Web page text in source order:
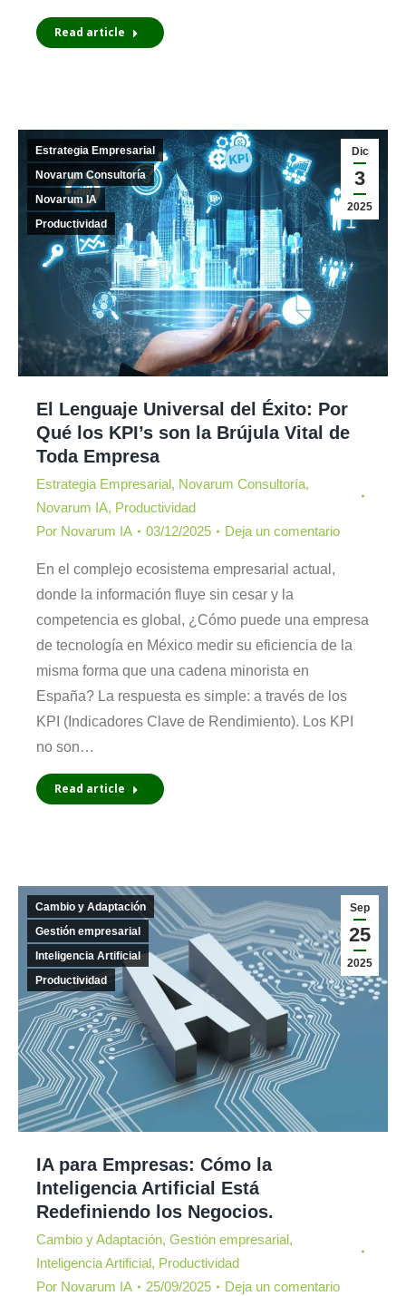
Read article
Dic
3
2025
Estrategia Empresarial
Novarum Consultoría
Novarum IA
Productividad
El Lenguaje Universal del Éxito: Por
Qué los KPI’s son la Brújula Vital de
Toda Empresa
Estrategia Empresarial, Novarum Consultoría,
Novarum IA, Productividad
Por Novarum IA 03/12/2025 Deja un comentario
En el complejo ecosistema empresarial actual,
donde la información fluye sin cesar y la
competencia es global, ¿Cómo puede una empresa
de tecnología en México medir su eficiencia de la
misma forma que una cadena minorista en
España? La respuesta es simple: a través de los
KPI (Indicadores Clave de Rendimiento). Los KPI
no son…
Read article
Sep
25
2025
Cambio y Adaptación
Gestión empresarial
Inteligencia Artificial
Productividad
IA para Empresas: Cómo la
Inteligencia Artificial Está
Redefiniendo los Negocios.
Cambio y Adaptación, Gestión empresarial,
Inteligencia Artificial, Productividad
Por Novarum IA 25/09/2025 Deja un comentario